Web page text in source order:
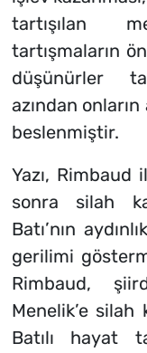
tartışılan
tartışmaların
düşünürler
azından
beslenmiştir.
Yazı, Rimbaud
sonra silah
Batı’nın
gerilimi
Rimbaud,
Menelik’e silah
Batılı hayat